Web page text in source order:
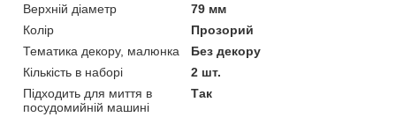
Верхній діаметр
79 мм
Колір
Прозорий
Тематика декору, малюнка
Без декору
Кількість в наборі
2 шт.
Підходить для миття в
посудомийній машині
Так